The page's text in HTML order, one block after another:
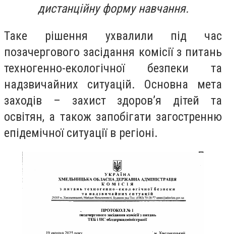
дистанційну форму навчання.
Таке рішення ухвалили під час
позачергового засідання комісії з питань
техногенно-екологічної безпеки та
надзвичайних ситуацій. Основна мета
заходів – захист здоров’я дітей та
освітян, а також запобігати загостренню
епідемічної ситуації в регіоні.